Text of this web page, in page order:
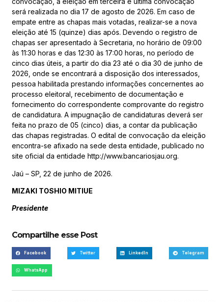
será realizada no dia 17 de agosto de 2026. Em caso de
empate entre as chapas mais votadas, realizar-se a nova
eleição até 15 (quinze) dias após. Devendo o registro de
chapas ser apresentado à Secretaria, no horário de 09:00
às 11:30 horas e das 12:30 às 17:00 horas, no período de
cinco dias úteis, a partir do dia 23 até o dia 30 de junho de
2026, onde se encontrará a disposição dos interessados,
pessoa habilitada prestando informações concernentes ao
processo eleitoral, recebimento de documentação e
fornecimento do correspondente comprovante do registro
de candidatura. A impugnação de candidaturas deverá ser
feita no prazo de 05 (cinco) dias, a contar da publicação
das chapas registradas. O edital de convocação da eleição
encontra-se afixado na sede desta entidade, publicado no
site oficial da entidade http://www.bancariosjau.org.
Jaú – SP, 22 de junho de 2026.
MIZAKI TOSHIO MITIUE
Presidente
Compartilhe esse Post
Facebook Twitter LinkedIn Telegram
WhatsApp